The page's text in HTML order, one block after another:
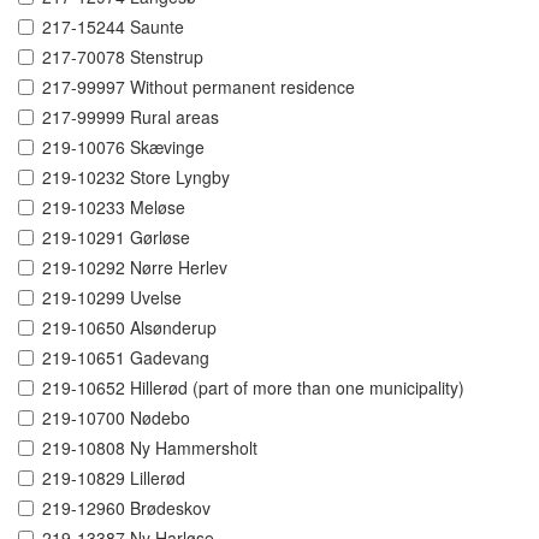
217-15244 Saunte
217-70078 Stenstrup
217-99997 Without permanent residence
217-99999 Rural areas
219-10076 Skævinge
219-10232 Store Lyngby
219-10233 Meløse
219-10291 Gørløse
219-10292 Nørre Herlev
219-10299 Uvelse
219-10650 Alsønderup
219-10651 Gadevang
219-10652 Hillerød (part of more than one municipality)
219-10700 Nødebo
219-10808 Ny Hammersholt
219-10829 Lillerød
219-12960 Brødeskov